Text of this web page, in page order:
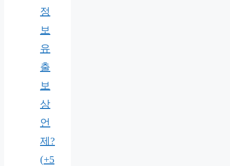
정
보
유
출
보
상
언
제?
(+5